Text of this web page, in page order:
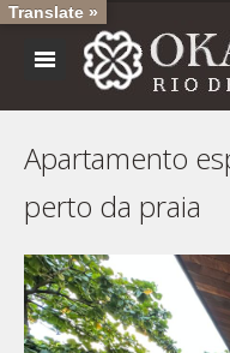
Apartamento
perto da praia
Translate »